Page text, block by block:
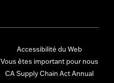
Accessibilité du Web
Vous êtes important pour nous
CA Supply Chain Act Annual